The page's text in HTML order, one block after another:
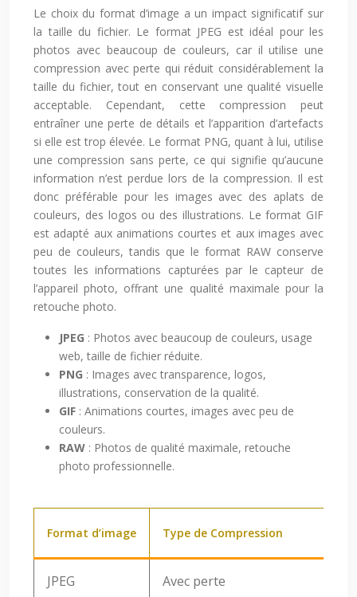
Le choix du format d’image a un impact significatif sur
la taille du fichier. Le format JPEG est idéal pour les
photos avec beaucoup de couleurs, car il utilise une
compression avec perte qui réduit considérablement la
taille du fichier, tout en conservant une qualité visuelle
acceptable. Cependant, cette compression peut
entraîner une perte de détails et l’apparition d’artefacts
si elle est trop élevée. Le format PNG, quant à lui, utilise
une compression sans perte, ce qui signifie qu’aucune
information n’est perdue lors de la compression. Il est
donc préférable pour les images avec des aplats de
couleurs, des logos ou des illustrations. Le format GIF
est adapté aux animations courtes et aux images avec
peu de couleurs, tandis que le format RAW conserve
toutes les informations capturées par le capteur de
l’appareil photo, offrant une qualité maximale pour la
retouche photo.
JPEG : Photos avec beaucoup de couleurs, usage
web, taille de fichier réduite.
PNG : Images avec transparence, logos,
illustrations, conservation de la qualité.
GIF : Animations courtes, images avec peu de
couleurs.
RAW : Photos de qualité maximale, retouche
photo professionnelle.
Format d’image Type de Compression
JPEG Avec perte